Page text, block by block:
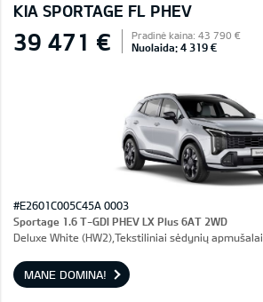
KIA SPORTAGE FL PHEV
39 471 € Pradinė kaina: 43 790 €
Nuolaida: 4 319 €
#E2601C005C45A 0003
Sportage 1.6 T-GDI PHEV LX Plus 6AT 2WD
Deluxe White (HW2),Tekstiliniai sėdynių apmušalai
MANE DOMINA!